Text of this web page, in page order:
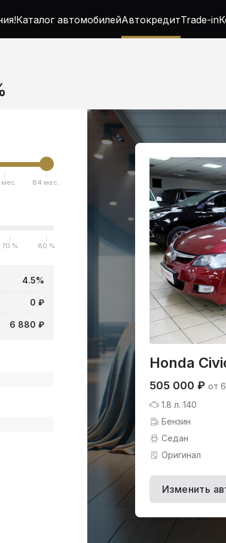
Каталог автомобилейАвтокредитTrade-in
Honda
505 000 ₽ от
1.8 л. 140
Бензин
Седан
Оригинал
Изменить
мес. 84 мес.
70 % 80 %
4.5%
0 ₽
6 880 ₽